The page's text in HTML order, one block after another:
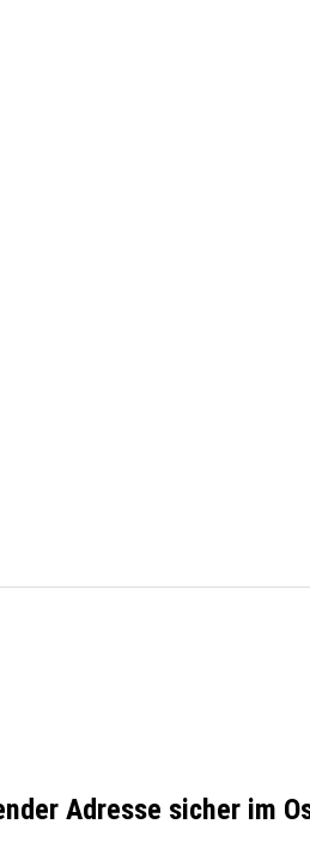
Adresse sicher im